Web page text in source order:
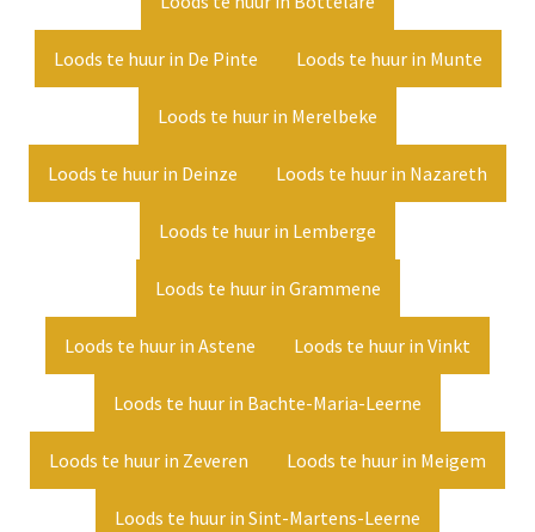
Loods te huur in De Pinte Loods te huur in Munte
Loods te huur in Merelbeke
Loods te huur in Deinze Loods te huur in Nazareth
Loods te huur in Lemberge
Loods te huur in Grammene
Loods te huur in Astene Loods te huur in Vinkt
Loods te huur in Bachte-Maria-Leerne
Loods te huur in Zeveren Loods te huur in Meigem
Loods te huur in Sint-Martens-Leerne